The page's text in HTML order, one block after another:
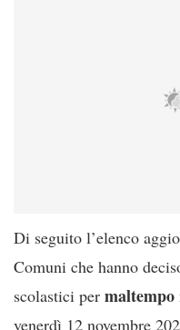
Di seguito l’elenco
Comuni che hanno
scolastici per maltempo
venerdì 12 novembre